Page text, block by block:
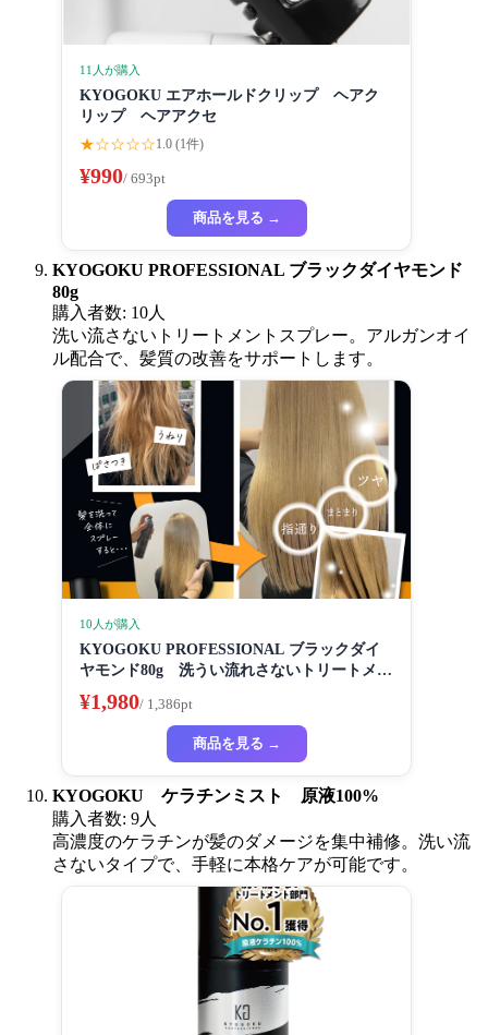
11人が購入
KYOGOKU エアホールドクリップ ヘアク
リップ ヘアアクセ
★☆☆☆☆1.0 (1件)
¥990/ 693pt
商品を見る →
KYOGOKU PROFESSIONAL ブラックダイヤモンド
80g
購入者数: 10人
洗い流さないトリートメントスプレー。アルガンオイ
ル配合で、髪質の改善をサポートします。
10人が購入
KYOGOKU PROFESSIONAL ブラックダイ
ヤモンド80g 洗うい流れさないトリートメン
質の改善スプレー)
¥1,980/ 1,386pt
商品を見る →
KYOGOKU ケラチンミスト 原液100%
購入者数: 9人
高濃度のケラチンが髪のダメージを集中補修。洗い流
さないタイプで、手軽に本格ケアが可能です。